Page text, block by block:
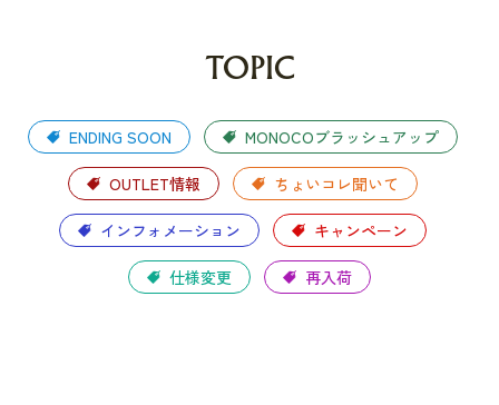
TOPIC
ENDING SOON MONOCOブラッシュアップ
OUTLET情報 ちょいコレ聞いて
インフォメーション キャンペーン
仕様変更 再入荷